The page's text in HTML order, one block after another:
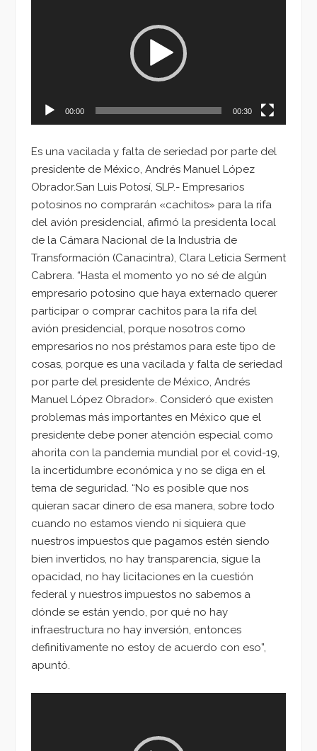
00:00 00:30
Es una vacilada y falta de seriedad por parte del
presidente de México, Andrés Manuel López
Obrador.San Luis Potosí, SLP.- Empresarios
potosinos no comprarán «cachitos» para la rifa
del avión presidencial, afirmó la presidenta local
de la Cámara Nacional de la Industria de
Transformación (Canacintra), Clara Leticia Serment
Cabrera. “Hasta el momento yo no sé de algún
empresario potosino que haya externado querer
participar o comprar cachitos para la rifa del
avión presidencial, porque nosotros como
empresarios no nos préstamos para este tipo de
cosas, porque es una vacilada y falta de seriedad
por parte del presidente de México, Andrés
Manuel López Obrador». Consideró que existen
problemas más importantes en México que el
presidente debe poner atención especial como
ahorita con la pandemia mundial por el covid-19,
la incertidumbre económica y no se diga en el
tema de seguridad. “No es posible que nos
quieran sacar dinero de esa manera, sobre todo
cuando no estamos viendo ni siquiera que
nuestros impuestos que pagamos estén siendo
bien invertidos, no hay transparencia, sigue la
opacidad, no hay licitaciones en la cuestión
federal y nuestros impuestos no sabemos a
dónde se están yendo, por qué no hay
infraestructura no hay inversión, entonces
definitivamente no estoy de acuerdo con eso”,
apuntó.